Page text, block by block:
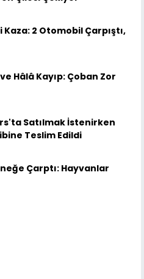
Kaza: 2 Otomobil Çarpıştı,
Hâlâ Kayıp: Çoban Zor
Satılmak İstenirken
Teslim Edildi
Çarptı: Hayvanlar